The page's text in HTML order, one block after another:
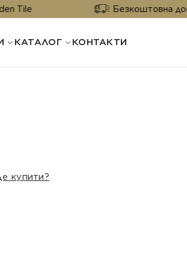
Безкоштовна доставка від
КАТАЛОГ КОНТАКТИ
купити?